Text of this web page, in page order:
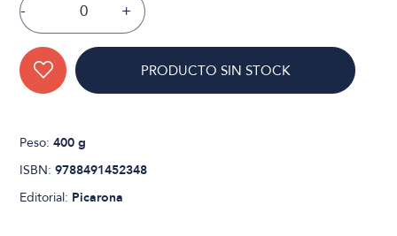
- +
PRODUCTO SIN STOCK
Peso:400 g
ISBN:9788491452348
Editorial: Picarona